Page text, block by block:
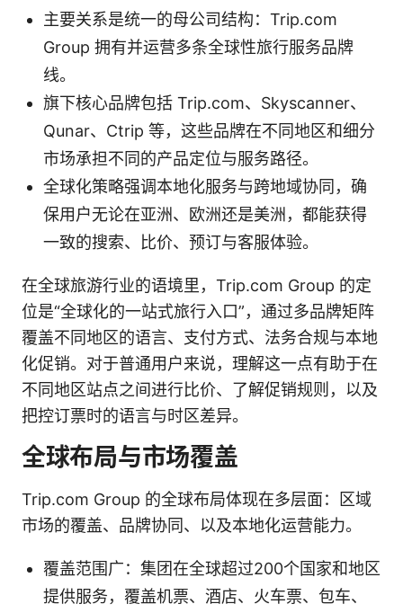
主要关系是统一的母公司结构：Trip.com
Group 拥有并运营多条全球性旅行服务品牌
线。
旗下核心品牌包括 Trip.com、Skyscanner、
Qunar、Ctrip 等，这些品牌在不同地区和细分
市场承担不同的产品定位与服务路径。
全球化策略强调本地化服务与跨地域协同，确
保用户无论在亚洲、欧洲还是美洲，都能获得
一致的搜索、比价、预订与客服体验。
在全球旅游行业的语境里，Trip.com Group 的定
位是“全球化的一站式旅行入口”，通过多品牌矩阵
覆盖不同地区的语言、支付方式、法务合规与本地
化促销。对于普通用户来说，理解这一点有助于在
不同地区站点之间进行比价、了解促销规则，以及
把控订票时的语言与时区差异。
全球布局与市场覆盖
Trip.com Group 的全球布局体现在多层面：区域
市场的覆盖、品牌协同、以及本地化运营能力。
覆盖范围广：集团在全球超过200个国家和地区
提供服务，覆盖机票、酒店、火车票、包车、